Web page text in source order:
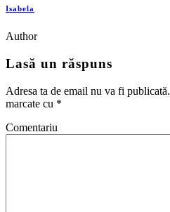
Isabela
Author
Lasă un răspuns
Adresa ta de email nu va fi publicată.
marcate cu *
Comentariu